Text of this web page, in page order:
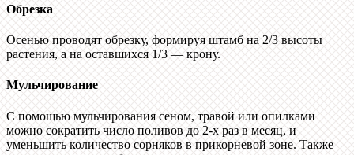
Обрезка
Осенью проводят обрезку, формируя штамб на 2/3 высоты
растения, а на оставшихся 1/3 — крону.
Мульчирование
С помощью мульчирования сеном, травой или опилками
можно сократить число поливов до 2-х раз в месяц, и
уменьшить количество сорняков в прикорневой зоне. Также